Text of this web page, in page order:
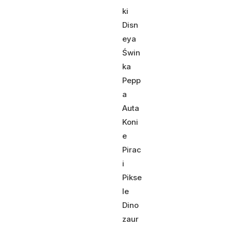
ki
Disn
eya
Świn
ka
Pepp
a
Auta
Koni
e
Pirac
i
Pikse
le
Dino
zaur